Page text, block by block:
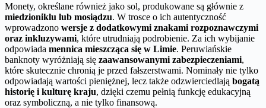
Monety, określane również jako sol, produkowane są głównie z
miedzioniklu lub mosiądzu. W trosce o ich autentyczność
wprowadzono wersje z dodatkowymi znakami rozpoznawczymi
oraz inkluzywami, które utrudniają podrobienie. Za ich wybijanie
odpowiada mennica mieszcząca się w Limie. Peruwiańskie
banknoty wyróżniają się zaawansowanymi zabezpieczeniami,
które skutecznie chronią je przed fałszerstwami. Nominały nie tylko
odpowiadają wartości pieniężnej, lecz także odzwierciedlają bogatą
historię i kulturę kraju, dzięki czemu pełnią funkcję edukacyjną
oraz symboliczną, a nie tylko finansową.